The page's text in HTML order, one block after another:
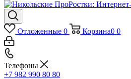
Отложенные 0 Корзина0 0
Телефоны
+7 982 990 80 80